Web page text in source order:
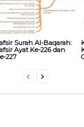
Surah Al-Baqarah:
Ayat Ke-226 dan
227